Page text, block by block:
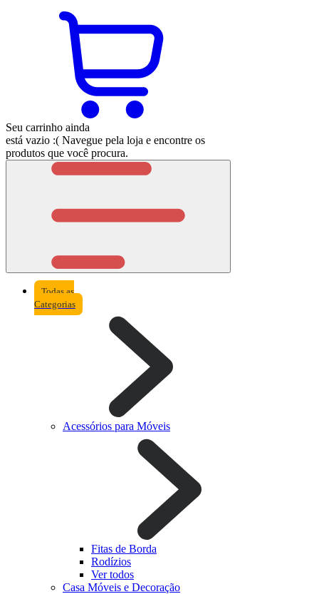
Seu carrinho ainda
está vazio :( Navegue pela loja e encontre os
produtos que você procura.
Todas as
Categorias
Acessórios para Móveis
Fitas de Borda
Rodízios
Ver todos
Casa Móveis e Decoração